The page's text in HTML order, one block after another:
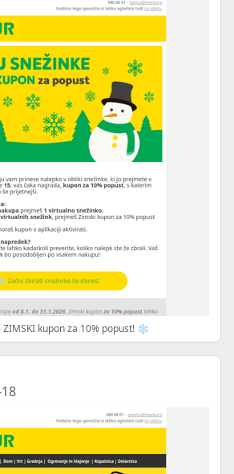
kupon za 10% popust! ❄️